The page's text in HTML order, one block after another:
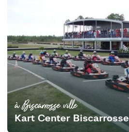
à Biscarrosse ville
Kart Center Biscarrosse